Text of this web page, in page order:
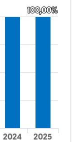
100,00%
100,00%
2024 2025